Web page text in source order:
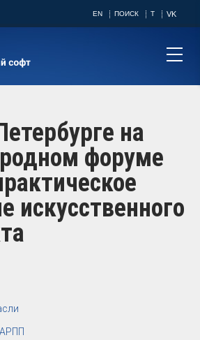
EN ПОИСК T VK
на
форуме
искусственного